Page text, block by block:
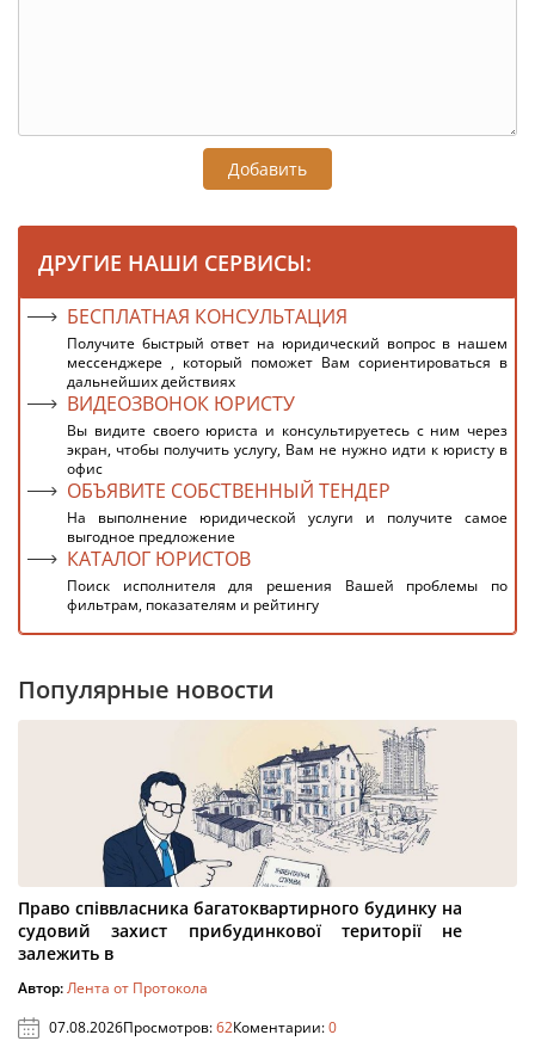
Добавить
ДРУГИЕ НАШИ СЕРВИСЫ:
БЕСПЛАТНАЯ КОНСУЛЬТАЦИЯ
Получите быстрый ответ на юридический вопрос в нашем
мессенджере , который поможет Вам сориентироваться в
дальнейших действиях
ВИДЕОЗВОНОК ЮРИСТУ
Вы видите своего юриста и консультируетесь с ним через
экран, чтобы получить услугу, Вам не нужно идти к юристу в
офис
ОБЪЯВИТЕ СОБСТВЕННЫЙ ТЕНДЕР
На выполнение юридической услуги и получите самое
выгодное предложение
КАТАЛОГ ЮРИСТОВ
Поиск исполнителя для решения Вашей проблемы по
фильтрам, показателям и рейтингу
Популярные новости
Право співвласника багатоквартирного будинку на
судовий захист прибудинкової території не
залежить в
Автор:Лента от Протокола
07.08.2026Просмотров:62Коментарии:0